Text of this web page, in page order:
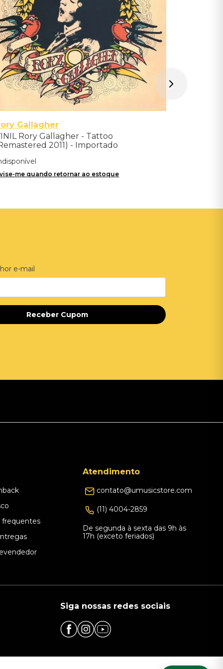
Gallagher
Rory Gallagher - Tattoo
2011) - Importado
me quando retornar ao estoque
e-mail
Receber Cupom
frequentes
Atendimento
contato@umusicstore.com
(11) 4004-2859
De segunda à sexta das 9h às
17h (exceto feriados)
Siga nossas redes sociais